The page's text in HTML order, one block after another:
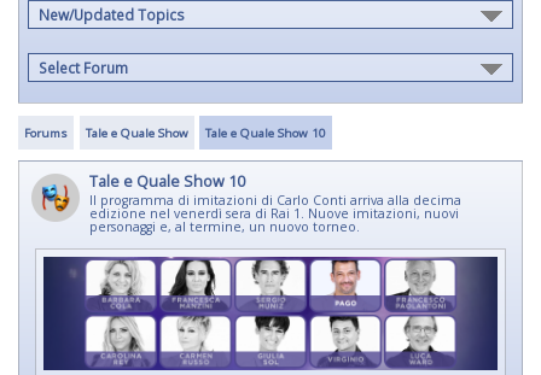
New/Updated Topics
Select Forum
Forums Tale e Quale Show Tale e Quale Show 10
Tale e Quale Show 10
Il programma di imitazioni di Carlo Conti arriva alla decima
edizione nel venerdì sera di Rai 1. Nuove imitazioni, nuovi
personaggi e, al termine, un nuovo torneo.